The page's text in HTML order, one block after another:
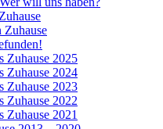
Zuhause
2025
2024
2023
2022
2021